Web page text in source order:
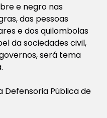
e negro nas
das pessoas
e dos quilombolas
da sociedades civil,
será tema
Defensoria Pública de